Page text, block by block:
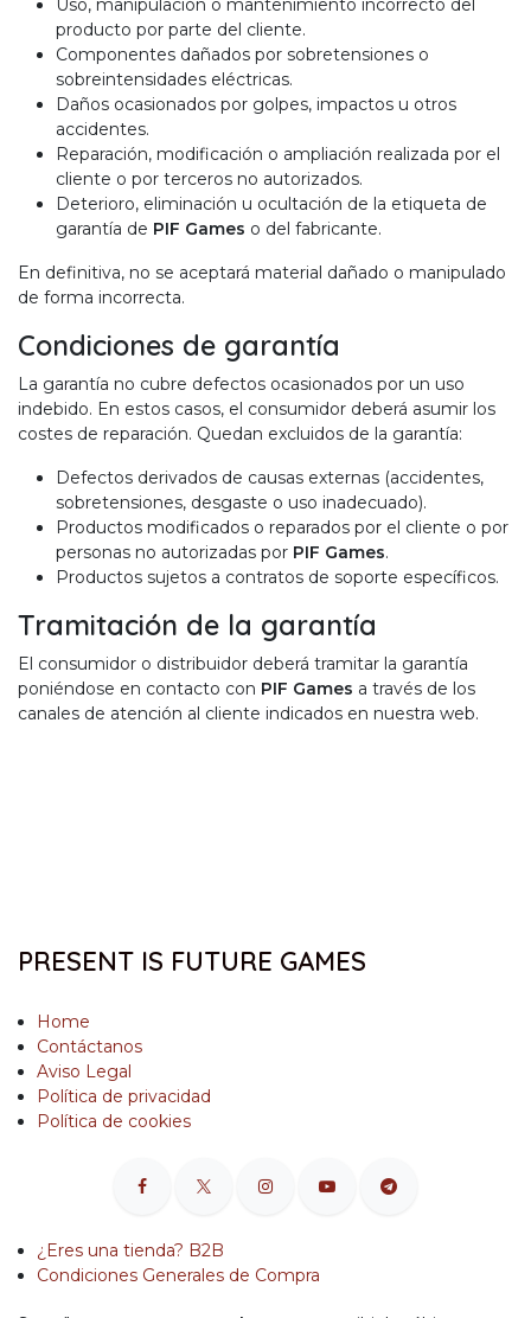
Uso, manipulación o mantenimiento incorrecto del
producto por parte del cliente.
Componentes dañados por sobretensiones o
sobreintensidades eléctricas.
Daños ocasionados por golpes, impactos u otros
accidentes.
Reparación, modificación o ampliación realizada por el
cliente o por terceros no autorizados.
Deterioro, eliminación u ocultación de la etiqueta de
garantía de PIF Games o del fabricante.
En definitiva, no se aceptará material dañado o manipulado
de forma incorrecta.
Condiciones de garantía
La garantía no cubre defectos ocasionados por un uso
indebido. En estos casos, el consumidor deberá asumir los
costes de reparación. Quedan excluidos de la garantía:
Defectos derivados de causas externas (accidentes,
sobretensiones, desgaste o uso inadecuado).
Productos modificados o reparados por el cliente o por
personas no autorizadas por PIF Games.
Productos sujetos a contratos de soporte específicos.
Tramitación de la garantía
El consumidor o distribuidor deberá tramitar la garantía
poniéndose en contacto con PIF Games a través de los
canales de atención al cliente indicados en nuestra web.
PRESENT IS FUTURE GAMES
Home
Contáctanos
Aviso Legal
Política de privacidad
Política de cookies
¿Eres una tienda? B2B
Condiciones Generales de Compra